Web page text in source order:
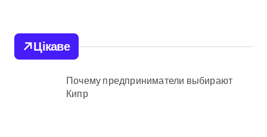
Цікаве
Почему предприниматели выбирают
Кипр